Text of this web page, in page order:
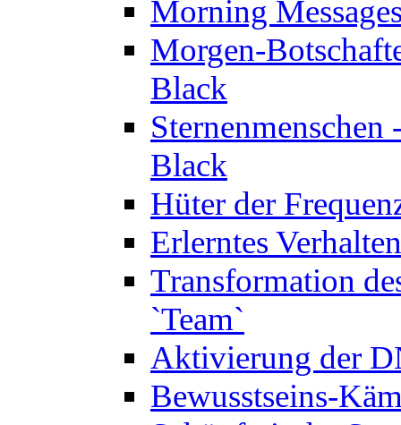
Morning
Morgen-
Black
Black
Hüter der
Erlerntes
Transformation
`Team`
Aktivierung der
Bewusstseins-